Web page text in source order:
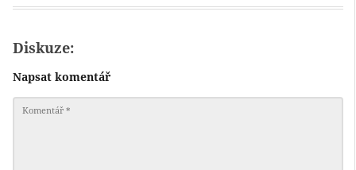
Diskuze:
Napsat komentář